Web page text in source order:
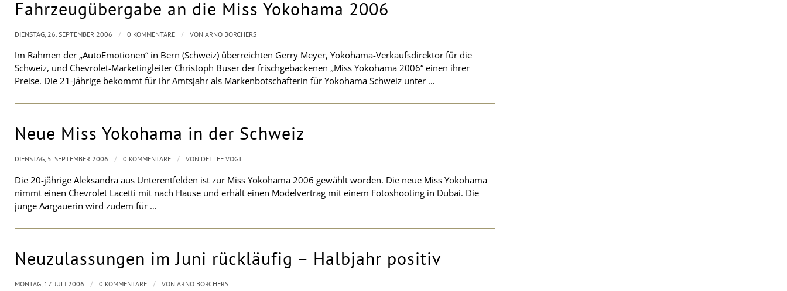
Fahrzeugübergabe an die Miss Yokohama 2006
Im Rahmen der „AutoEmotionen“ in Bern (Schweiz) überreichten Gerry Meyer, Yokohama-Verkaufsdirektor für die
Schweiz, und Chevrolet-Marketingleiter Christoph Buser der frischgebackenen „Miss Yokohama 2006“ einen ihrer
Preise. Die 21-Jährige bekommt für ihr Amtsjahr als Markenbotschafterin für Yokohama Schweiz unter …
DIENSTAG, 26. SEPTEMBER 2006 / 0 KOMMENTARE / VON ARNO BORCHERS
Neue Miss Yokohama in der Schweiz
Die 20-jährige Aleksandra aus Unterentfelden ist zur Miss Yokohama 2006 gewählt worden. Die neue Miss Yokohama
nimmt einen Chevrolet Lacetti mit nach Hause und erhält einen Modelvertrag mit einem Fotoshooting in Dubai. Die
junge Aargauerin wird zudem für …
DIENSTAG, 5. SEPTEMBER 2006 / 0 KOMMENTARE / VON DETLEF VOGT
Neuzulassungen im Juni rückläufig – Halbjahr positiv
MONTAG, 17. JULI 2006 / 0 KOMMENTARE / VON ARNO BORCHERS